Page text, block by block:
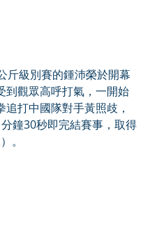
斤級別賽的鍾沛榮於開幕
到觀眾高呼打氣，一開始
追打中國隊對手黃照歧，
鐘30秒即完結賽事，取得
。